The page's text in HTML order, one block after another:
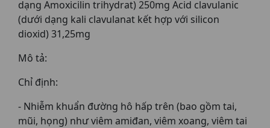
dạng Amoxicilin trihydrat) 250mg Acid clavulanic
(dưới dạng kali clavulanat kết hợp với silicon
dioxid) 31,25mg
Mô tả:
Chỉ định:
- Nhiễm khuẩn đường hô hấp trên (bao gồm tai,
mũi, họng) như viêm amiđan, viêm xoang, viêm tai